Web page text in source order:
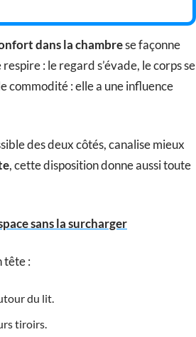
dans la chambrese façonne
: le regard s’évade, le corps se
commodité : elle a une influence
des deux côtés, canalise mieux
, cette disposition donne aussi toute
sans la surcharger
tête :
du lit.
tiroirs.